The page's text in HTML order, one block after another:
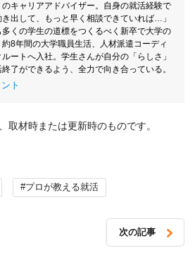
キャリアアドバイザー。自身の就活経験で
出して、もっと早く相談できていれば…」
くの学生の道標をつくるべく新卒で大学の
8年間の大学職員生活、人材派遣コーディ
ートへ入社。学生さんが自分の「らしさ」
了ができるよう、全力で向き合っている。
ト
材時または更新時のものです。
#プロが教える就活
次の記事